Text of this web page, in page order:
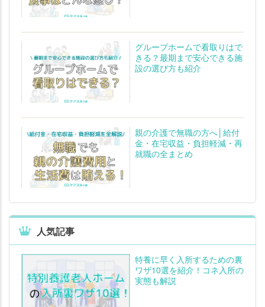
グループホームで看取りはで
きる？最期まで安心できる施
設の選び方も紹介
親の介護で無職の方へ│給付
金・在宅収益・負担軽減・再
就職の全まとめ
人気記事
特養に早く入所するための裏
ワザ10選を紹介！コネ入所の
実態も解説